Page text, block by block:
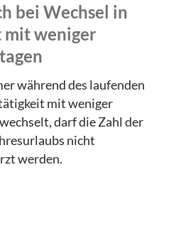
bei Wechsel in
weniger
während des laufenden
mit weniger
darf die Zahl der
nicht
werden.